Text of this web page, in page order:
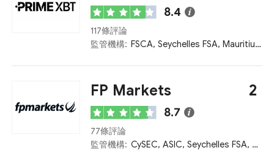
8.4
117條評論
監管機構:
FSCA, Seychelles FSA, Mauritius FSC
FP Markets 2
8.7
77條評論
監管機構:
CySEC, ASIC, Seychelles FSA, FSCA, Kenya CMA